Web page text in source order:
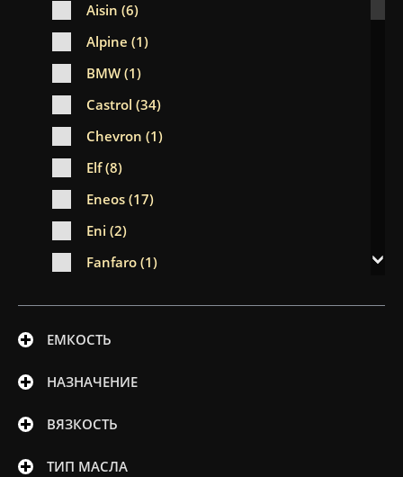
Aisin (6)
Alpine (1)
BMW (1)
Castrol (34)
Chevron (1)
Elf (8)
Eneos (17)
Eni (2)
Fanfaro (1)
Gazpromneft (1)
GM (3)
ЕМКОСТЬ
НАЗНАЧЕНИЕ
ВЯЗКОСТЬ
ТИП МАСЛА